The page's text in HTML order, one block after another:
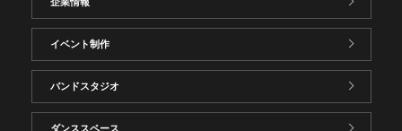
イベント制作
バンドスタジオ
ダンススペース